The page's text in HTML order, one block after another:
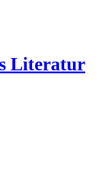
Literatur